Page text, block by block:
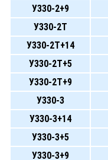
У330-2+9
У330-2Т
У330-2Т+14
У330-2Т+5
У330-2Т+9
У330-3
У330-3+14
У330-3+5
У330-3+9